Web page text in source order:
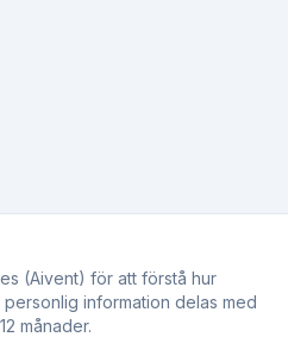
AB. Alla rättigheter
(Aivent) för att förstå hur
information delas med
månader.